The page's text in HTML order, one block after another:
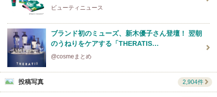
ビューティニュース
ブランド初のミューズ、新木優子さん登壇！ 翌朝
のうねりをケアする「THERATIS…
@cosmeまとめ
投稿写真 2,904件